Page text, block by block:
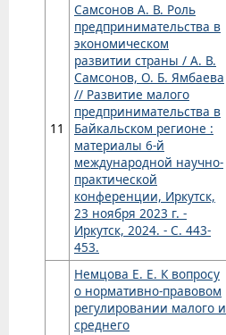
11
Самсонов А. В. Роль
предпринимательства в
экономическом
развитии страны / А. В.
Самсонов, О. Б. Ямбаева
// Развитие малого
предпринимательства в
Байкальском регионе :
материалы 6-й
международной научно-
практической
конференции, Иркутск,
23 ноября 2023 г. -
Иркутск, 2024. - С. 443-
453.
Немцова Е. Е. К вопросу
о нормативно-правовом
регулировании малого и
среднего